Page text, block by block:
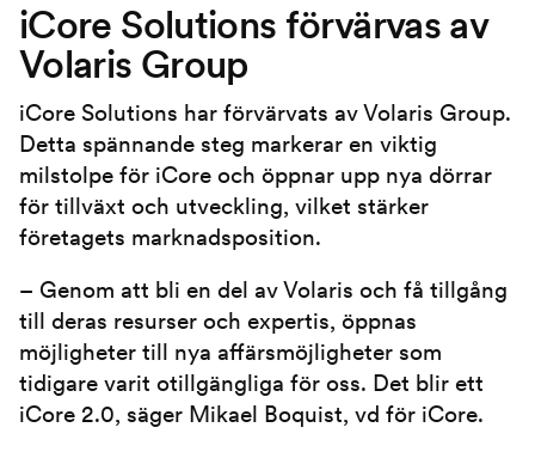
iCore Solutions förvärvas av
Volaris Group
iCore Solutions har förvärvats av Volaris Group.
Detta spännande steg markerar en viktig
milstolpe för iCore och öppnar upp nya dörrar
för tillväxt och utveckling, vilket stärker
företagets marknadsposition.
– Genom att bli en del av Volaris och få tillgång
till deras resurser och expertis, öppnas
möjligheter till nya affärsmöjligheter som
tidigare varit otillgängliga för oss. Det blir ett
iCore 2.0, säger Mikael Boquist, vd för iCore.